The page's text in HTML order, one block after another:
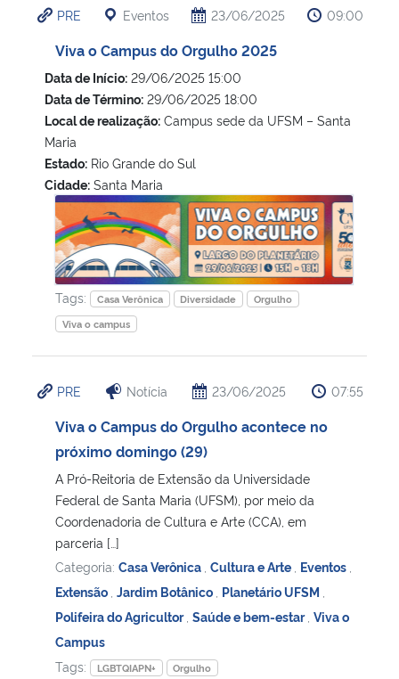
Ministério da Cidadania
Ministério de Minas e Energia
Ministério da Ciência, Tecnologia, Inovações e Comunicações
Ministério do Meio Ambiente
Ministério do Turismo
Ministério do Desenvolvimento Regional
Ministério da Mulher, da Família e dos Direitos Humanos
Secretaria de Governo
PRE Eventos 23/06/2025 09:00
Viva o Campus do Orgulho 2025
Data de Início: 29/06/2025 15:00
Data de Término: 29/06/2025 18:00
Local de realização: Campus sede da UFSM – Santa
Maria
Estado: Rio Grande do Sul
Cidade: Santa Maria
Viva o Campus do Orgulho 2025
Tags: Casa Verônica Diversidade
Orgulho
Viva o campus
PRE Notícia 23/06/2025 07:55
Viva o Campus do Orgulho acontece no
próximo domingo (29)
A Pró-Reitoria de Extensão da Universidade
Federal de Santa Maria (UFSM), por meio da
Coordenadoria de Cultura e Arte (CCA), em
parceria […]
Categoria: Casa Verônica Cultura e Arte Eventos
Extensão
Jardim Botânico Planetário UFSM
Polifeira do Agricultor Saúde e bem-estar Viva o
Campus
Tags:
LGBTQIAPN+ Orgulho